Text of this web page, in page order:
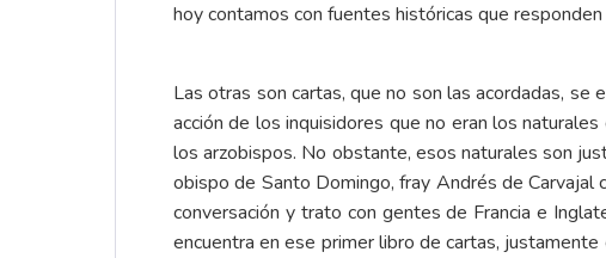
hoy contamos con fuentes históricas que
Las otras son cartas, que no son las acordadas,
acción de los inquisidores que no eran los
los arzobispos. No obstante, esos naturales son
obispo de Santo Domingo, fray Andrés de Carvajal
conversación y trato con gentes de Francia e
encuentra en ese primer libro de cartas,